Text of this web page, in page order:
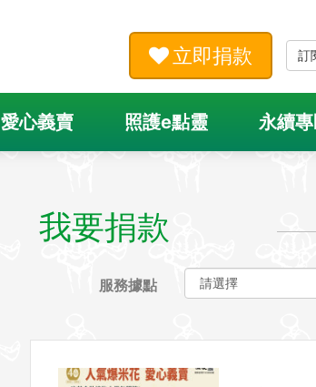
立即捐款 訂
愛心義賣 照護e點靈 永續
我要捐款
服務據點